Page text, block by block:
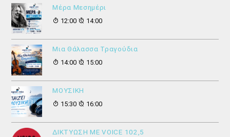
Μέρα Μεσημέρι
12:00
14:00
Μια Θάλασσα Τραγούδια
14:00
15:00
ΜΟΥΣΙΚΗ
15:30
16:00
ΔΙΚΤΥΩΣΗ ΜΕ VOICE 102,5